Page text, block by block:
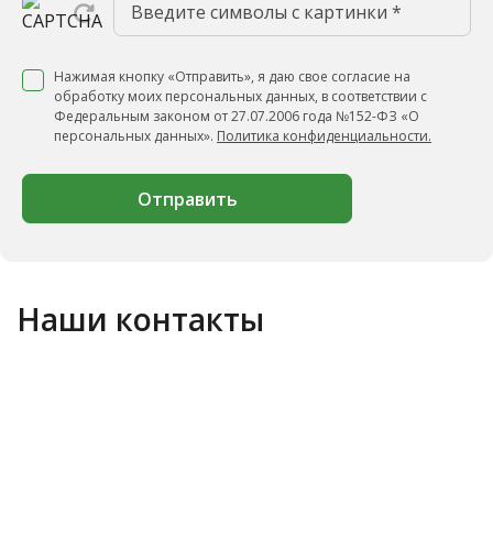
Нажимая кнопку «Отправить», я даю свое согласие на
обработку моих персональных данных, в соответствии с
Федеральным законом от 27.07.2006 года №152-ФЗ «О
персональных данных». Политика конфиденциальности.
Отправить
Наши контакты